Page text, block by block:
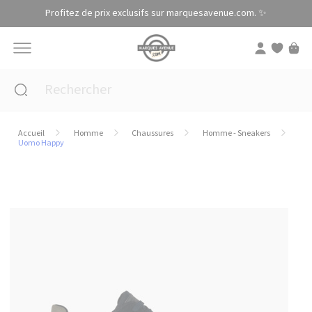
Profitez de prix exclusifs sur marquesavenue.com. ✨
Accueil Homme Chaussures
Homme - Sneakers
Uomo Happy
Panneau de gestion des cookies